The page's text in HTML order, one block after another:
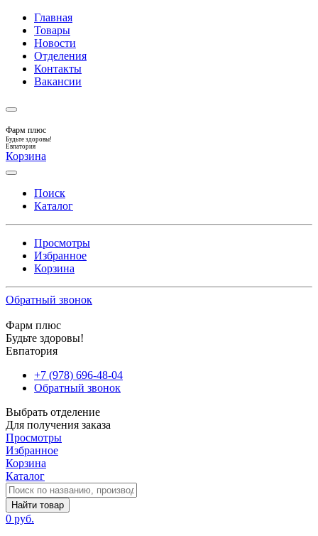
Главная
Товары
Новости
Отделения
Контакты
Вакансии
Фарм плюс
Будьте здоровы!
Евпатория
Корзина
Поиск
Каталог
Просмотры
Избранное
Корзина
Обратный звонок
Фарм плюс
Будьте здоровы!
Евпатория
+7 (978) 696-48-04
Обратный звонок
Выбрать отделение
Для получения заказа
Просмотры
Избранное
Корзина
Каталог
Найти товар
0 руб.